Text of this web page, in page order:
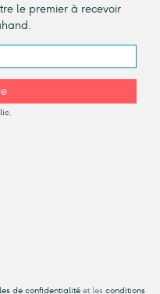
le premier à recevoir
de confidentialité et les conditions